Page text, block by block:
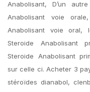
Anabolisant, D’un
Anabolisant voie
Anabolisant voie oral,
Steroide Anabolisant
Steroide Anabolisant
sur celle ci. Acheter 3
stéroïdes dianabol,